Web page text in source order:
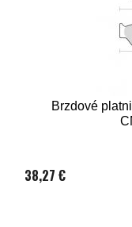
Brzdové
38,27 €